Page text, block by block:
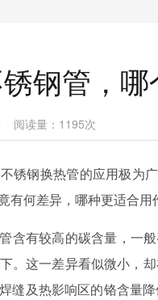
钢管，
阅读量： 1195次
锈钢换热管的应用极为
有何差异，哪种更适合用
含有较高的碳含量，一
。这一差异看似微小，
缝及热影响区的铬含量